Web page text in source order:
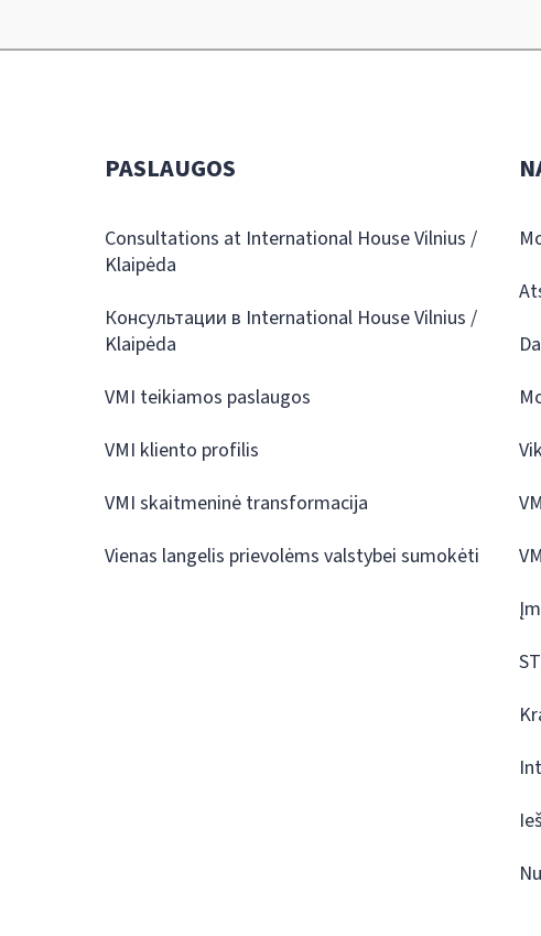
PASLAUGOS
Consultations at International House Vilnius /
Klaipėda
Консультации в International House Vilnius /
Klaipėda
VMI teikiamos paslaugos
VMI kliento profilis
VMI skaitmeninė transformacija
Vienas langelis prievolėms valstybei sumokėti